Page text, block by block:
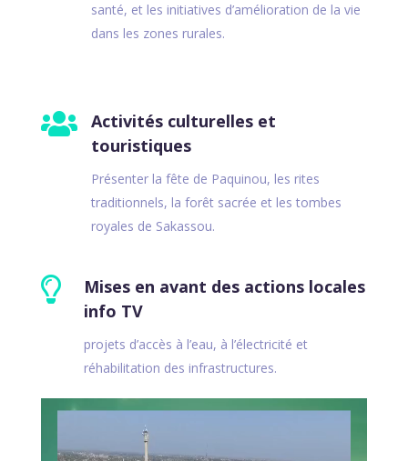
santé, et les initiatives d’amélioration de la vie
dans les zones rurales.

Activités culturelles et
touristiques
Présenter la fête de Paquinou, les rites
traditionnels, la forêt sacrée et les tombes
royales de Sakassou.

Mises en avant des actions locales
info TV
projets d’accès à l’eau, à l’électricité et
réhabilitation des infrastructures.